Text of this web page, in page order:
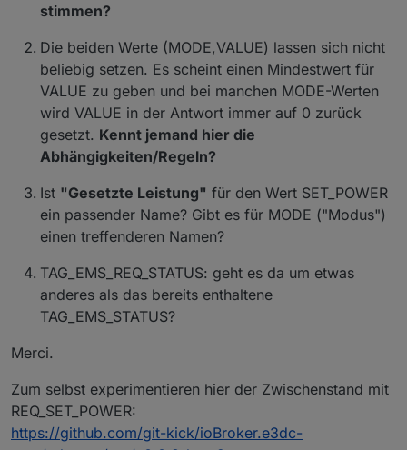
stimmen?
Die beiden Werte (MODE,VALUE) lassen sich nicht
beliebig setzen. Es scheint einen Mindestwert für
VALUE zu geben und bei manchen MODE-Werten
wird VALUE in der Antwort immer auf 0 zurück
gesetzt. Kennt jemand hier die
Abhängigkeiten/Regeln?
Ist "Gesetzte Leistung" für den Wert SET_POWER
ein passender Name? Gibt es für MODE ("Modus")
einen treffenderen Namen?
TAG_EMS_REQ_STATUS: geht es da um etwas
anderes als das bereits enthaltene
TAG_EMS_STATUS?
Merci.
Zum selbst experimentieren hier der Zwischenstand mit
REQ_SET_POWER:
https://github.com/git-kick/ioBroker.e3dc-